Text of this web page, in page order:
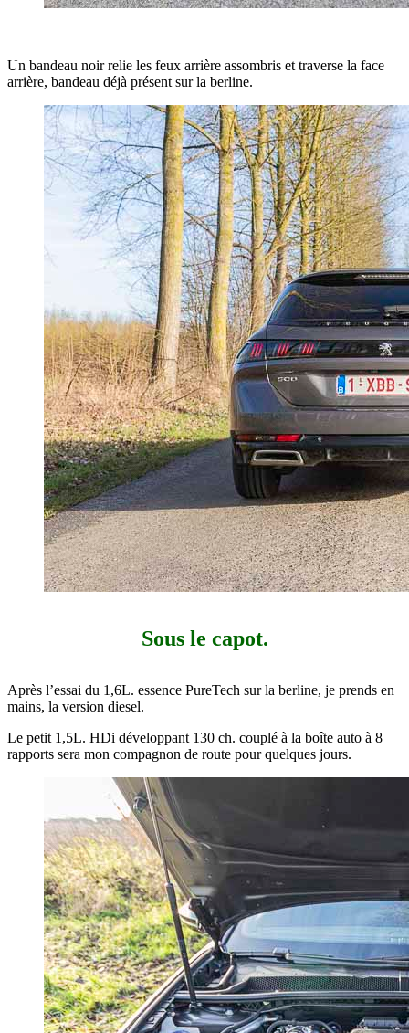
Un bandeau noir relie les feux arrière assombris et traverse la face
arrière, bandeau déjà présent sur la berline.
Sous le capot.
Après l’essai du 1,6L. essence PureTech sur la berline, je prends en
mains, la version diesel.
Le petit 1,5L. HDi développant 130 ch. couplé à la boîte auto à 8
rapports sera mon compagnon de route pour quelques jours.